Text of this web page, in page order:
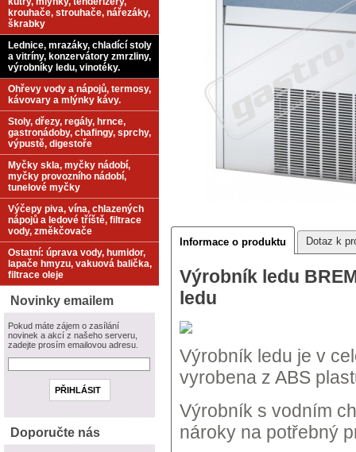
Informace o produktu Dotaz k
Výrobník ledu
ledu
Výrobník ledu je v
vyrobena z ABS
Výrobník s vodním
nároky na potřebný
krouhače, strouhače, nářezáky,
škrabky
Lednice, mrazáky, chladící stoly
a vitríny, konzervátory zmrzliny,
výrobníky ledu, vinotéky.
Ohřevy vody a nápojů, termosy,
kávovary a mlýnky kávy.
Stoly, dřezy, regály, hrnce,
gastronádoby, chafingy, sprchy,
výpustě, digestoře
Myčky skla, myčky nádobí,
myčky provozního nádobí,
tunelové myčky
Výčepy piva, vína, chlazených
nápojů a ledové tříště, filtrace
vody, změkčovače
Ostatní: úprava vody, humidor,
lapače hmyzu, vakuová balička,
filtrace oleje
Novinky emailem
Pokud máte zájem o zasílání
novinek a akcí z našeho serveru,
zadejte prosím emailovou adresu.
Doporučte nás